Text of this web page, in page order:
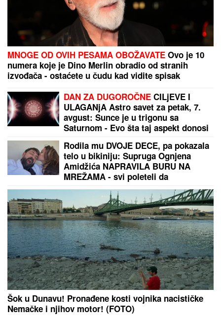
MILICA NAMAMILA PEKARA (73) ZBOG INTIMNIH
ODNOSA, PA GA ZVERSKI MUČILA DO SMRTI!
Otkrivamo detalje ubistva na Karaburmi koji LEDE
KRV: Izdahnuo u najgorim mukama dok su ga
osumnjičeni pljačkali
ŠOKANTNETVRDNjE: Propao
ogroman transfer zbog Zvezdinog
sponzora?
Prevario ženu, napravio dete
ljubavnici, razveo se, a voditeljka ga
sada žestoko osudila: "Teško je,
ježim se od toga"